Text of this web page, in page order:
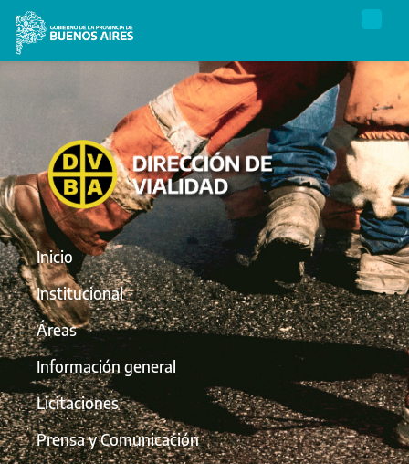
Inicio
Institucional
Áreas
Información general
Licitaciones
Prensa y Comunicación